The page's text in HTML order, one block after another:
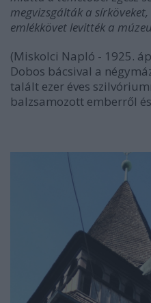
megvizsgálták a
emlékkövet levitték a
(Miskolci Napló - 1925.
Dobos bácsival a
talált ezer éves
balzsamozott emberről